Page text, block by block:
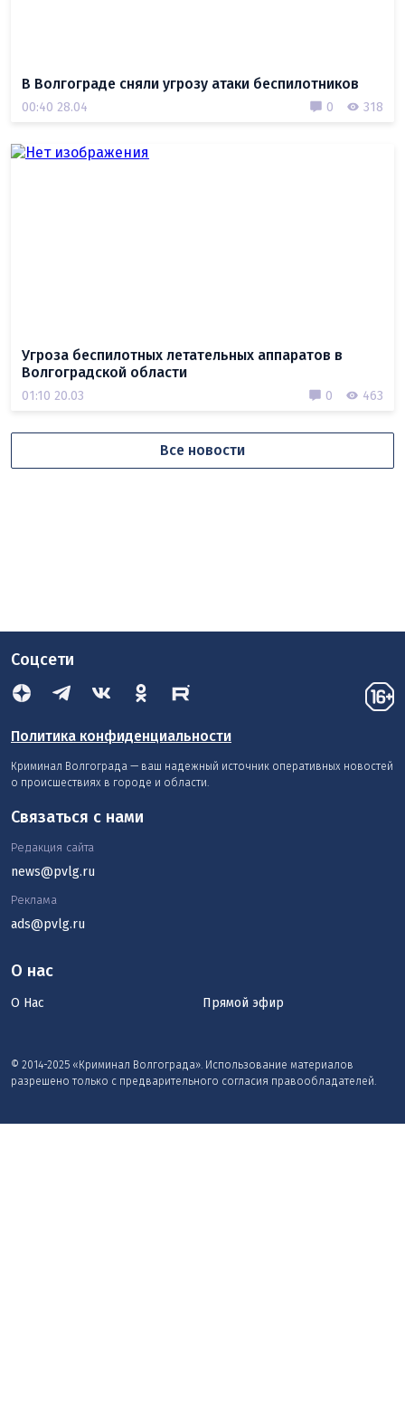
В Волгограде сняли угрозу атаки беспилотников
00:40 28.04 0 318
Угроза беспилотных летательных аппаратов в
Волгоградской области
01:10 20.03 0 463
Все новости
Соцсети
Политика конфиденциальности
Криминал Волгограда — ваш надежный источник оперативных новостей
о происшествиях в городе и области.
О нас
О Нас Прямой эфир
© 2014-2025 «Криминал Волгограда». Использование материалов
разрешено только с предварительного согласия правообладателей.
Связаться с нами
Редакция сайта
news@pvlg.ru
Реклама
ads@pvlg.ru